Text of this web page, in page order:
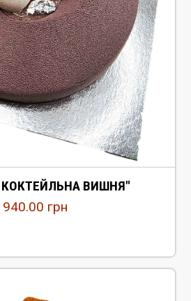
КОКТЕЙЛЬНА ВИШНЯ"
940.00 грн